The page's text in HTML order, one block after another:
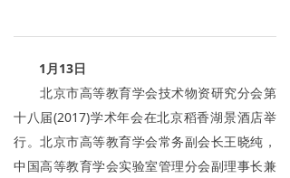
1月13日
北京市高等教育学会技术物资研究分会第
十八届(2017)学术年会在北京稻香湖景酒店举
行。北京市高等教育学会常务副会长王晓纯，
中国高等教育学会实验室管理分会副理事长兼